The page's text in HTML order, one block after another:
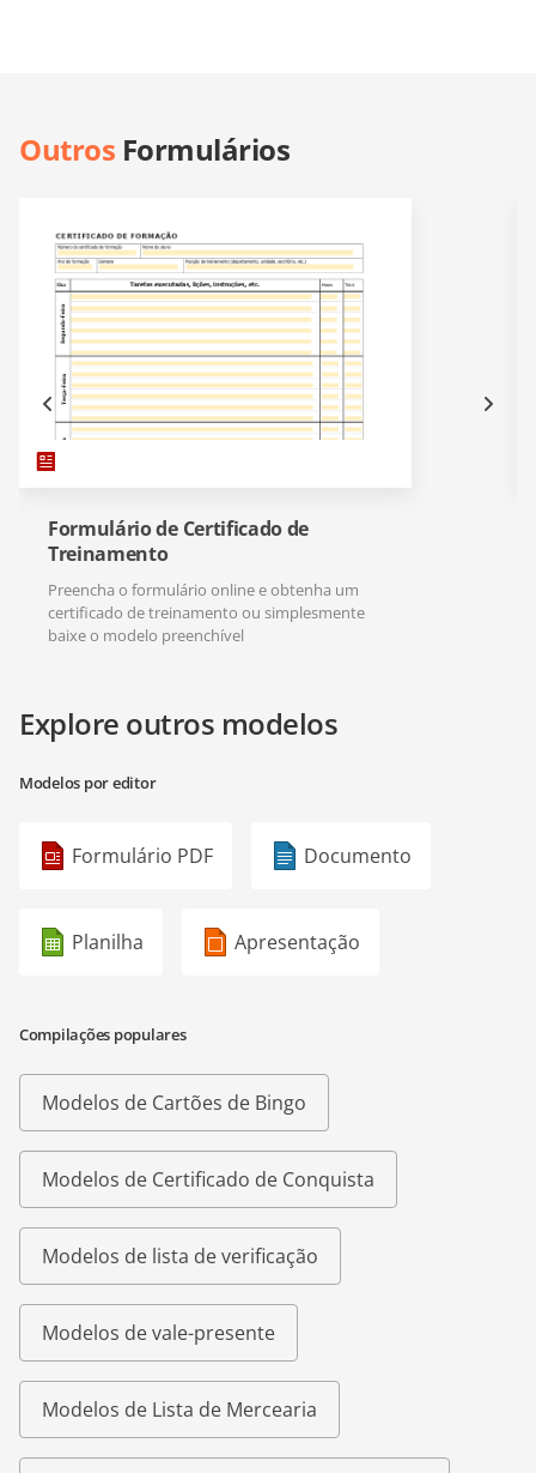
Outros Formulários
Formulário de Certificado de
Treinamento
Preencha o formulário online e obtenha um
certificado de treinamento ou simplesmente
baixe o modelo preenchível
Explore outros modelos
Modelos por editor
Formulário PDF Documento
Planilha Apresentação
Compilações populares
Modelos de Cartões de Bingo
Modelos de Certificado de Conquista
Modelos de lista de verificação
Modelos de vale-presente
Modelos de Lista de Mercearia